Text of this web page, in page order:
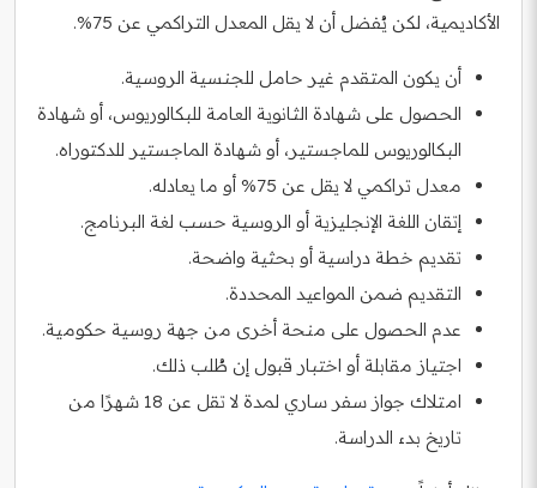
الأكاديمية، لكن يُفضل أن لا يقل المعدل التراكمي عن 75%.
أن يكون المتقدم غير حامل للجنسية الروسية.
الحصول على شهادة الثانوية العامة للبكالوريوس، أو شهادة
البكالوريوس للماجستير، أو شهادة الماجستير للدكتوراه.
معدل تراكمي لا يقل عن 75% أو ما يعادله.
إتقان اللغة الإنجليزية أو الروسية حسب لغة البرنامج.
تقديم خطة دراسية أو بحثية واضحة.
التقديم ضمن المواعيد المحددة.
عدم الحصول على منحة أخرى من جهة روسية حكومية.
اجتياز مقابلة أو اختبار قبول إن طُلب ذلك.
امتلاك جواز سفر ساري لمدة لا تقل عن 18 شهرًا من
تاريخ بدء الدراسة.